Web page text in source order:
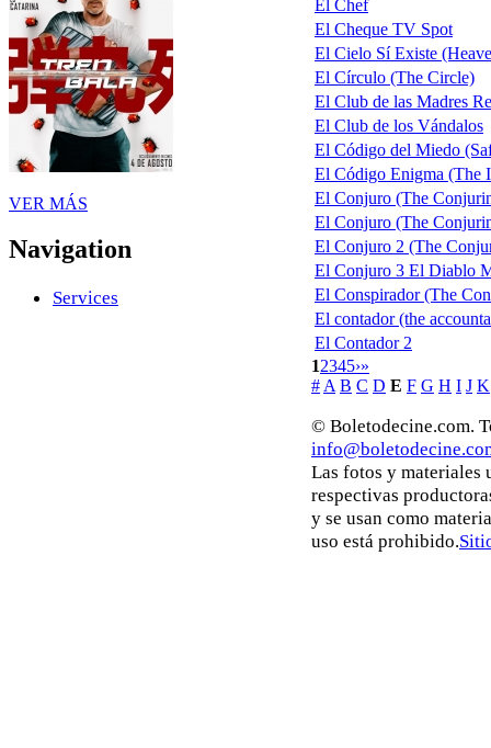
VER MÁS
Navigation
Services
El Chef
El Cheque TV Spot
El Cielo Sí Existe
El Círculo (The Circle)
El Club de las Madres
El Club de los Vándalos
El Código del Miedo
El Código Enigma (The
El Conjuro (The
El Conjuro (The
El Conjuro 2 (The
El Conjuro 3 El Diablo
El Conspirador (The
El contador (the
El Contador 2
12345›»
# A B C D E F G H I J K
© Boletodecine.com.
Las fotos y materiales
respectivas
y se usan como
uso está prohibido.